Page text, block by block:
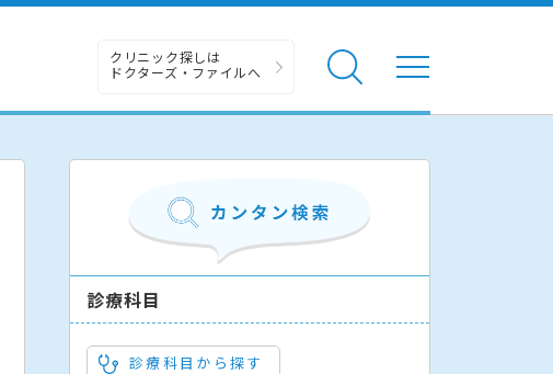
クリニック探しは
ドクターズ・ファイルへ
診療科目
診療科目から探す